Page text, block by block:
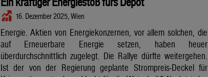
16. Dezember 2025, Wien
Energie. Aktien von Energiekonzernen, vor allem solchen, die
auf Erneuerbare Energie setzen, haben heuer
überdurchschnittlich zugelegt. Die Rallye dürfte weitergehen.
Ist der von der Regierung geplante Strompreis-Deckel für